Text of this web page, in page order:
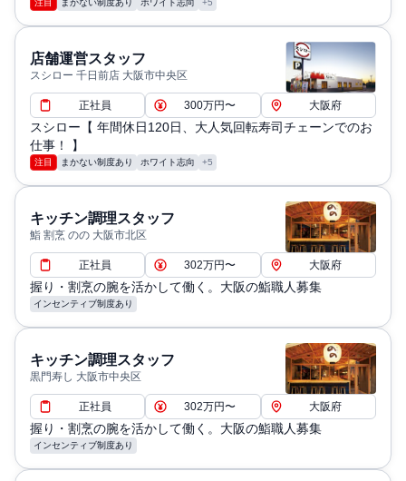
注目 まかない制度あり ホワイト志向 +5
店舗運営スタッフ
スシロー 千日前店 大阪市中央区
正社員 300万円〜 大阪府
スシロー【 年間休日120日、大人気回転寿司チェーンでのお
仕事！ 】
注目 まかない制度あり ホワイト志向 +5
キッチン調理スタッフ
鮨 割烹 のの 大阪市北区
正社員 302万円〜 大阪府
握り・割烹の腕を活かして働く。大阪の鮨職人募集
インセンティブ制度あり
キッチン調理スタッフ
黒門寿し 大阪市中央区
正社員 302万円〜 大阪府
握り・割烹の腕を活かして働く。大阪の鮨職人募集
インセンティブ制度あり